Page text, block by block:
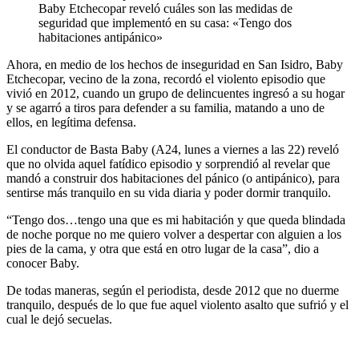
Baby Etchecopar reveló cuáles son las medidas de
seguridad que implementó en su casa: «Tengo dos
habitaciones antipánico»
Ahora, en medio de los hechos de inseguridad en San Isidro, Baby
Etchecopar, vecino de la zona, recordó el violento episodio que
vivió en 2012, cuando un grupo de delincuentes ingresó a su hogar
y se agarró a tiros para defender a su familia, matando a uno de
ellos, en legítima defensa.
El conductor de Basta Baby (A24, lunes a viernes a las 22) reveló
que no olvida aquel fatídico episodio y sorprendió al revelar que
mandó a construir dos habitaciones del pánico (o antipánico), para
sentirse más tranquilo en su vida diaria y poder dormir tranquilo.
“Tengo dos…tengo una que es mi habitación y que queda blindada
de noche porque no me quiero volver a despertar con alguien a los
pies de la cama, y otra que está en otro lugar de la casa”, dio a
conocer Baby.
De todas maneras, según el periodista, desde 2012 que no duerme
tranquilo, después de lo que fue aquel violento asalto que sufrió y el
cual le dejó secuelas.